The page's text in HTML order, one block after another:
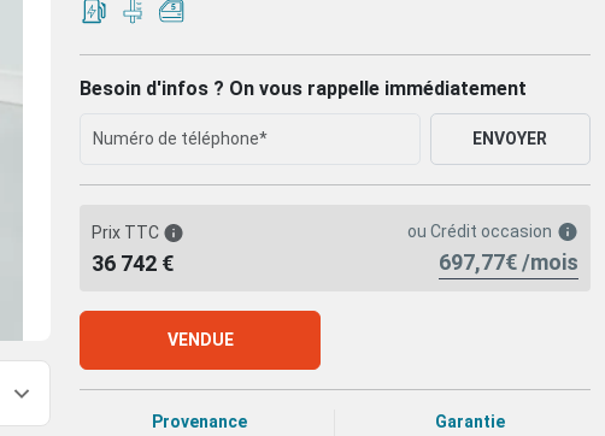
Besoin d'infos ? On vous rappelle immédiatement
ENVOYER
Prix TTC
36 742 €
ou Crédit occasion
697,77€ /mois
VENDUE
Provenance
Garantie